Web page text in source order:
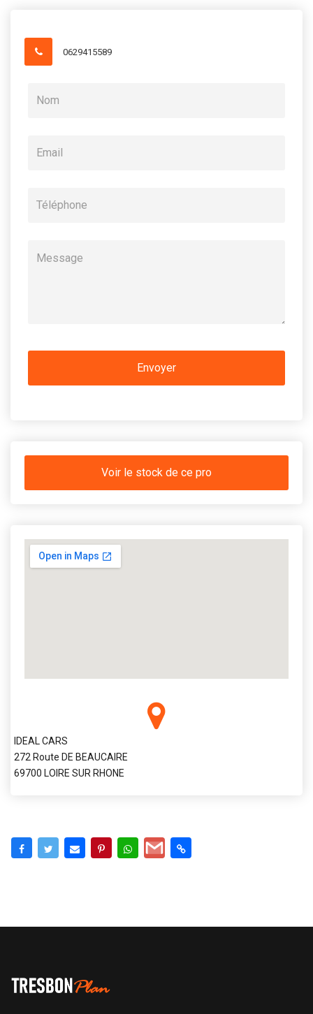
0629415589
Voir le stock de ce pro
IDEAL CARS
272 Route DE BEAUCAIRE
69700 LOIRE SUR RHONE